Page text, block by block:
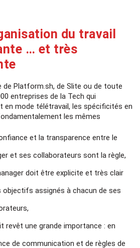
du travail
… et très
de Platform.sh, de Slite ou de toute
entreprises de la Tech qui
en mode télétravail, les spécificités en
les mêmes
et la transparence entre le
et ses collaborateurs sont la règle,
doit être explicite et très clair
objectifs assignés à chacun de ses
revêt une grande importance : en
de communication et de règles de